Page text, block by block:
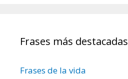
:Frases más destacadas
Frases de la vida